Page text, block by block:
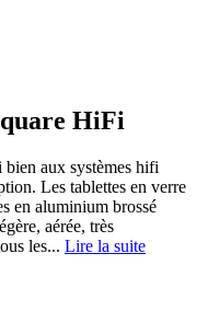
HiFi
aux systèmes hifi
Les tablettes en verre
en aluminium brossé
aérée, très
les... Lire la suite